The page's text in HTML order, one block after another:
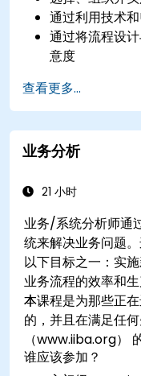
通过利用技术
通过将流程设
意度
在企业内部成
通过应用业务
查看更多...
业务分析
21 小时
业务/系统分析师通
统来解决业务问题
以下目标之一：实
业务流程的效率和
本。
本课程是为那些正
的，并且在满足任
（www.iiba.org）
谁应该参加？